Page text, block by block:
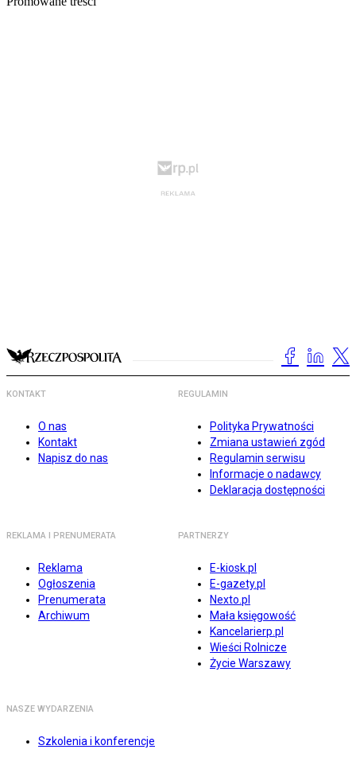
KONTAKT
O nas
Kontakt
Napisz do nas
REGULAMIN
Polityka Prywatności
Zmiana ustawień zgód
Regulamin serwisu
Informacje o nadawcy
Deklaracja dostępności
REKLAMA I PRENUMERATA
Reklama
Ogłoszenia
Prenumerata
Archiwum
PARTNERZY
E-kiosk.pl
E-gazety.pl
Nexto.pl
Mała księgowość
Kancelarierp.pl
Wieści Rolnicze
Życie Warszawy
NASZE WYDARZENIA
Szkolenia i konferencje